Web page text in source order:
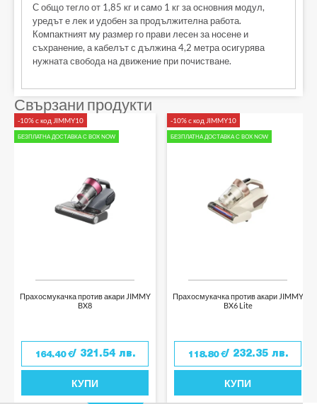
С общо тегло от 1,85 кг и само 1 кг за основния модул,
уредът е лек и удобен за продължителна работа.
Компактният му размер го прави лесен за носене и
съхранение, а кабелът с дължина 4,2 метра осигурява
нужната свобода на движение при почистване.
Свързани продукти
-10% с код JIMMY10
БЕЗПЛАТНА ДОСТАВКА С BOX NOW
Прахосмукачка против акари JIMMY
BX8
164.40€/ 321.54 лв.
КУПИ
-10% с код JIMMY10
БЕЗПЛАТНА ДОСТАВКА С BOX NOW
Прахосмукачка против акари JIMMY
BX6 Lite
118.80€/ 232.35 лв.
КУПИ